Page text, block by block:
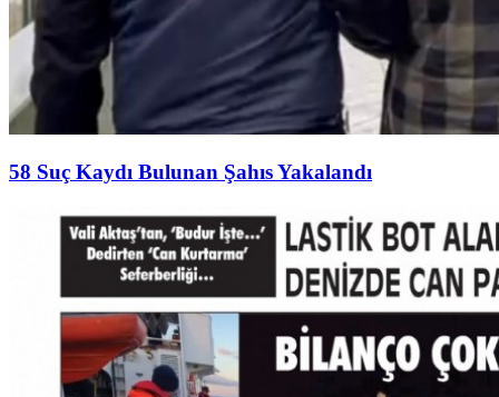
58 Suç Kaydı Bulunan Şahıs Yakalandı